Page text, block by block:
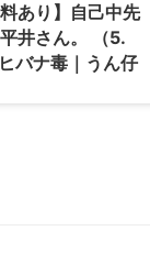
料あり】自己中先
井さん。 （5.
バナ毒｜うん仔